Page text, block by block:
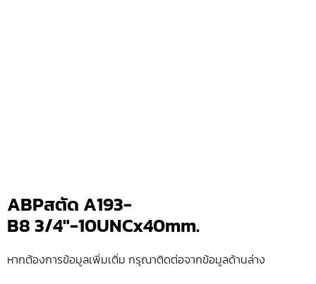
ABPสตัด A193-
B8 3/4″-10UNCx40mm.
หากต้องการข้อมูลเพิ่มเติ่ม กรุณาติดต่อจากข้อมูลด้านล่าง